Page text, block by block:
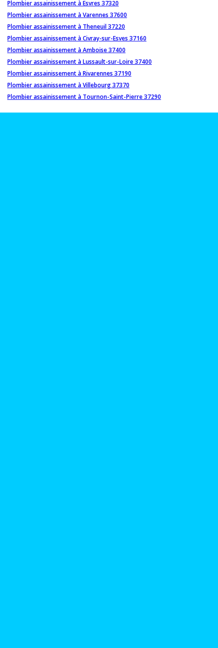
Plombier assainissement à Esvres 37320
Plombier assainissement à Varennes 37600
Plombier assainissement à Theneuil 37220
Plombier assainissement à Civray-sur-Esves 37160
Plombier assainissement à Amboise 37400
Plombier assainissement à Lussault-sur-Loire 37400
Plombier assainissement à Rivarennes 37190
Plombier assainissement à Villebourg 37370
Plombier assainissement à Tournon-Saint-Pierre 37290